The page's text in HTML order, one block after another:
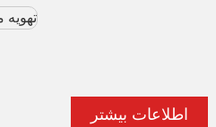
اطلاعات بیشتر